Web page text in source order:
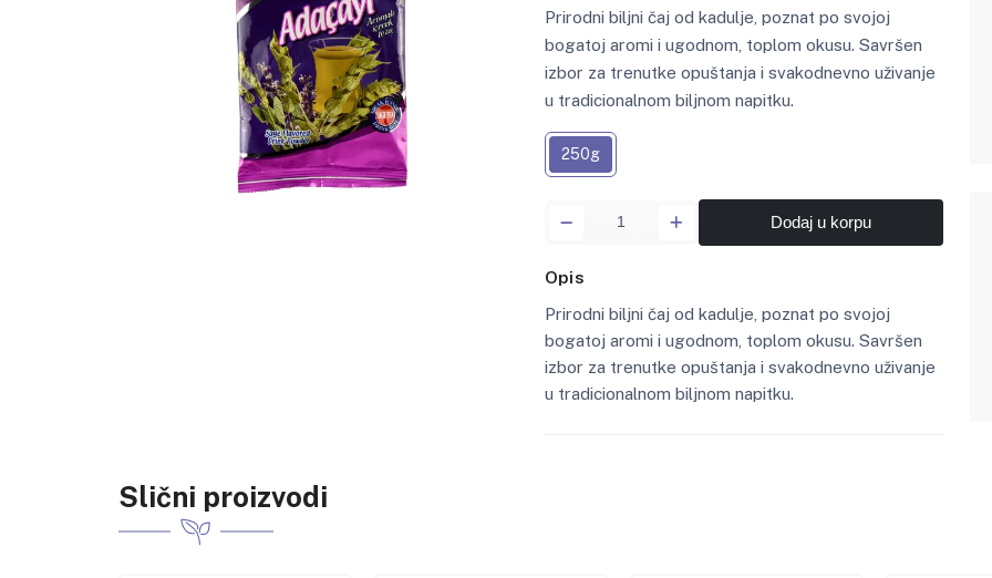
Prirodni biljni čaj od kadulje, poznat po svojoj
bogatoj aromi i ugodnom, toplom okusu. Savršen
izbor za trenutke opuštanja i svakodnevno uživanje
u tradicionalnom biljnom napitku.
250g
Dodaj u korpu
Opis
Prirodni biljni čaj od kadulje, poznat po svojoj
bogatoj aromi i ugodnom, toplom okusu. Savršen
izbor za trenutke opuštanja i svakodnevno uživanje
u tradicionalnom biljnom napitku.
Slični proizvodi